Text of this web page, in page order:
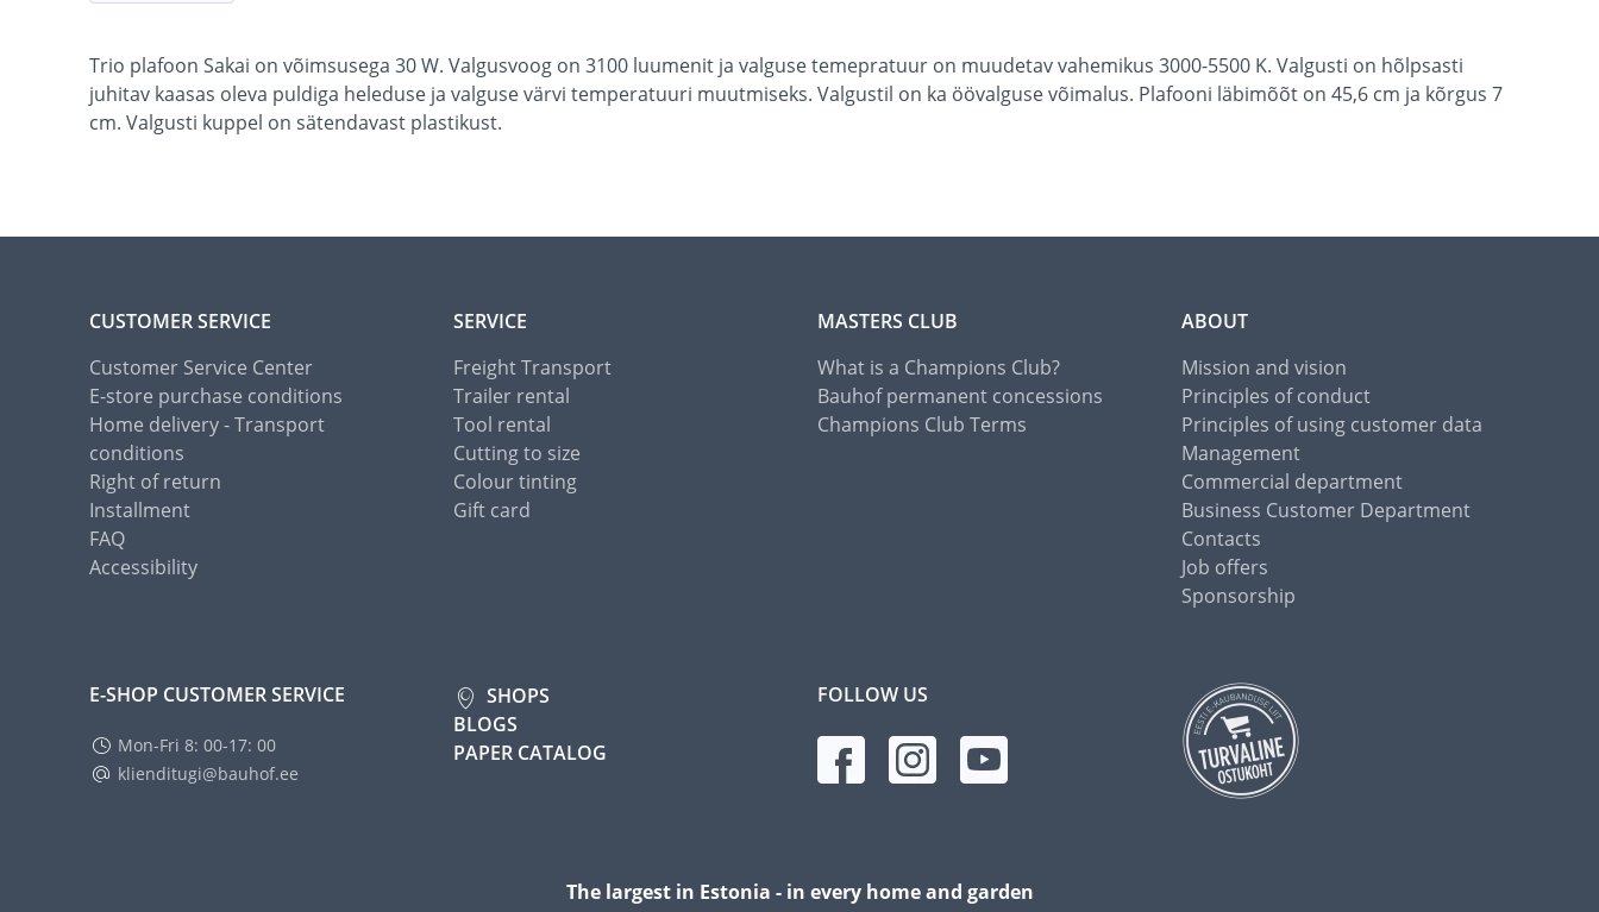
Trio plafoon Sakai on võimsusega 30 W. Valgusvoog on 3100 luumenit ja valguse temepratuur on muudetav vahemikus 3000-5500 K. Valgusti on hõlpsasti
juhitav kaasas oleva puldiga heleduse ja valguse värvi temperatuuri muutmiseks. Valgustil on ka öövalguse võimalus. Plafooni läbimõõt on 45,6 cm ja kõrgus 7
cm. Valgusti kuppel on sätendavast plastikust.
CUSTOMER SERVICE
Customer Service Center
E-store purchase conditions
Home delivery - Transport
conditions
Right of return
Installment
FAQ
Accessibility
SERVICE
Freight Transport
Trailer rental
Tool rental
Cutting to size
Colour tinting
Gift card
MASTERS CLUB
What is a Champions Club?
Bauhof permanent concessions
Champions Club Terms
ABOUT
Mission and vision
Principles of conduct
Principles of using customer data
Management
Commercial department
Business Customer Department
Contacts
Job offers
Sponsorship
E-SHOP CUSTOMER SERVICE
Mon-Fri 8: 00-17: 00
klienditugi@bauhof.ee
SHOPS
BLOGS
PAPER CATALOG
FOLLOW US
The largest in Estonia - in every home and garden